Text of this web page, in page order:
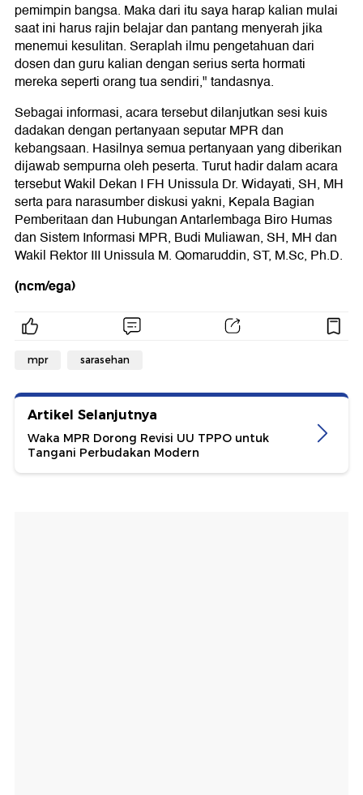
pemimpin bangsa. Maka dari itu saya harap kalian mulai
saat ini harus rajin belajar dan pantang menyerah jika
menemui kesulitan. Seraplah ilmu pengetahuan dari
dosen dan guru kalian dengan serius serta hormati
mereka seperti orang tua sendiri," tandasnya.
Sebagai informasi, acara tersebut dilanjutkan sesi kuis
dadakan dengan pertanyaan seputar MPR dan
kebangsaan. Hasilnya semua pertanyaan yang diberikan
dijawab sempurna oleh peserta. Turut hadir dalam acara
tersebut Wakil Dekan I FH Unissula Dr. Widayati, SH, MH
serta para narasumber diskusi yakni, Kepala Bagian
Pemberitaan dan Hubungan Antarlembaga Biro Humas
dan Sistem Informasi MPR, Budi Muliawan, SH, MH dan
Wakil Rektor III Unissula M. Qomaruddin, ST, M.Sc, Ph.D.
(ncm/ega)
mpr sarasehan
Artikel Selanjutnya
Waka MPR Dorong Revisi UU TPPO untuk
Tangani Perbudakan Modern